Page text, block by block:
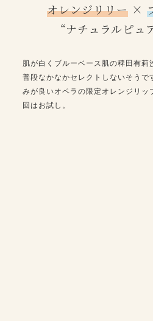
オレンジリリー ×
“ナチュラルピ
肌が白くブルーベース肌の稗田有莉
普段なかなかセレクトしないそうで
みが良いオペラの限定オレンジリッ
回はお試し。